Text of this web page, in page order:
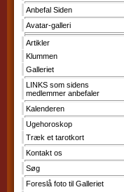
Anbefal Siden
Avatar-galleri
Artikler
Klummen
Galleriet
LINKS som sidens
medlemmer anbefaler
Kalenderen
Ugehoroskop
Træk et tarotkort
Kontakt os
Søg
Foreslå foto til Galleriet
Kontakt
os
Søg
Foreslå
foto
til
Galleriet
Foreslå
et
link
Markeds
Pladsen
Send
Postkort